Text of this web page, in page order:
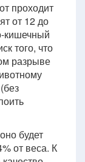
проходит
от 12 до
кишечный
того, что
разрыве
будет
от веса. К